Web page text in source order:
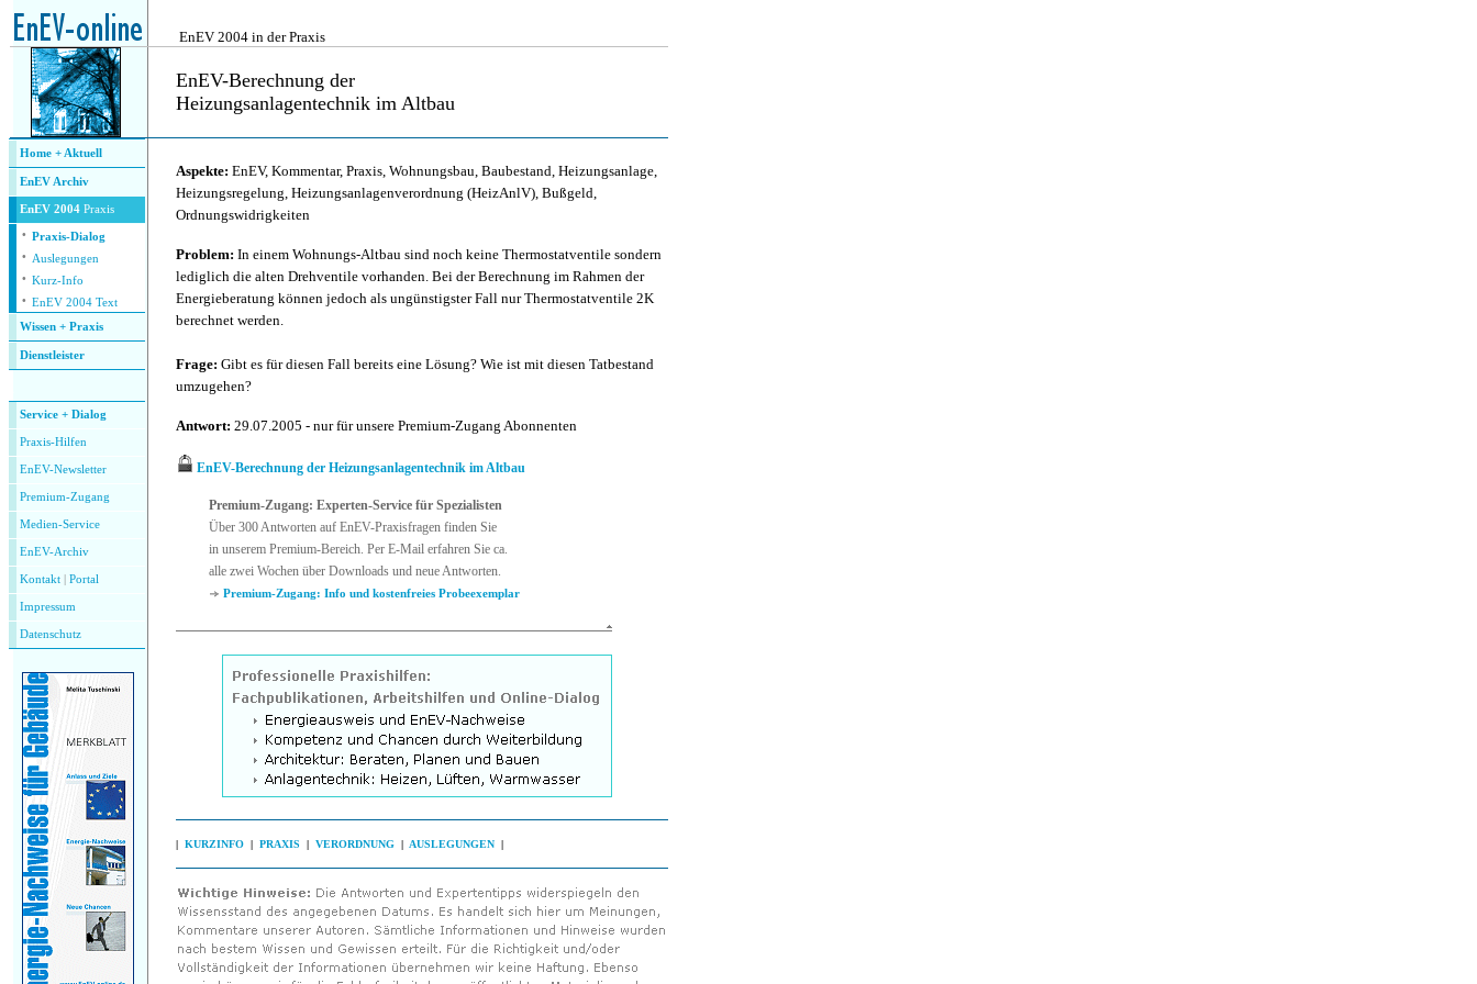
EnEV 2004 in der Praxis
EnEV-Berechnung der
Heizungsanlagentechnik im Altbau
Home + Aktuell
EnEV Archiv
EnEV 2004 Praxis
· Praxis-Dialog
· Auslegungen
· Kurz-Info
· EnEV 2004 Text
Wissen + Praxis
Dienstleister
Service + Dialog
Praxis-Hilfen
EnEV-Newsletter
Premium-Zugang
Medien-Service
EnEV-Archiv
Kontakt Portal
Impressum
Datenschutz
Aspekte: EnEV, Kommentar, Praxis, Wohnungsbau, Baubestand, Heizungsanlage,
Heizungsregelung, Heizungsanlagenverordnung (HeizAnlV), Bußgeld,
Ordnungswidrigkeiten
Problem: In einem Wohnungs-Altbau sind noch keine Thermostatventile sondern
lediglich die alten Drehventile vorhanden. Bei der Berechnung im Rahmen der
Energieberatung können jedoch als ungünstigster Fall nur Thermostatventile 2K
berechnet werden.
Frage: Gibt es für diesen Fall bereits eine Lösung? Wie ist mit diesen Tatbestand
umzugehen?
Antwort: 29.07.2005 - nur für unsere Premium-Zugang Abonnenten
EnEV-Berechnung der Heizungsanlagentechnik im Altbau
Premium-Zugang: Experten-Service für Spezialisten
Über 300 Antworten auf EnEV-Praxisfragen finden Sie
in unserem Premium-Bereich. Per E-Mail erfahren Sie ca.
alle zwei Wochen über Downloads und neue Antworten.
Premium-Zugang: Info und kostenfreies Probeexemplar
| KURZINFO | PRAXIS | VERORDNUNG | AUSLEGUNGEN |